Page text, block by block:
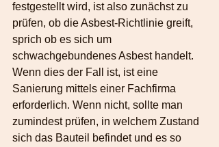
festgestellt wird, ist also zunächst zu
prüfen, ob die Asbest-Richtlinie greift,
sprich ob es sich um
schwachgebundenes Asbest handelt.
Wenn dies der Fall ist, ist eine
Sanierung mittels einer Fachfirma
erforderlich. Wenn nicht, sollte man
zumindest prüfen, in welchem Zustand
sich das Bauteil befindet und es so